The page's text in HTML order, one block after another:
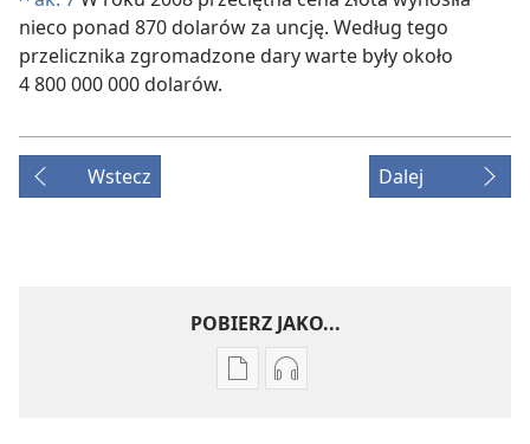
nieco ponad 870 dolarów za uncję. Według tego
przelicznika zgromadzone dary warte były około
4 800 000 000 dolarów.
Wstecz Dalej
POBIERZ JAKO...
UstawieniaUstawienia